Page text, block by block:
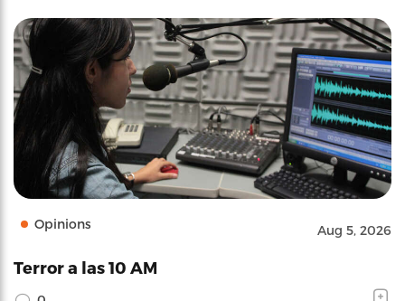
Opinions Aug 5, 2026
Terror a las 10 AM